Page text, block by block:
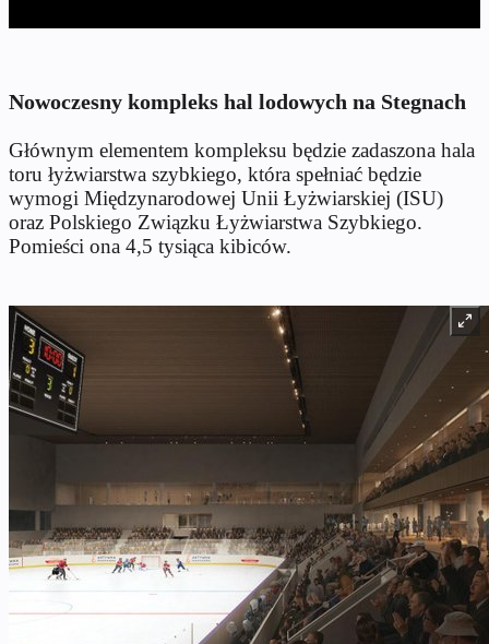
Nowoczesny kompleks hal lodowych na Stegnach
Głównym elementem kompleksu będzie zadaszona hala
toru łyżwiarstwa szybkiego, która spełniać będzie
wymogi Międzynarodowej Unii Łyżwiarskiej (ISU)
oraz Polskiego Związku Łyżwiarstwa Szybkiego.
Pomieści ona 4,5 tysiąca kibiców.